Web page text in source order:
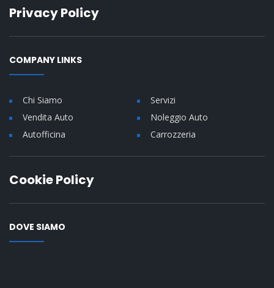
Privacy Policy
COMPANY LINKS
Chi Siamo
Servizi
Vendita Auto
Noleggio Auto
Autofficina
Carrozzeria
Cookie Policy
DOVE SIAMO